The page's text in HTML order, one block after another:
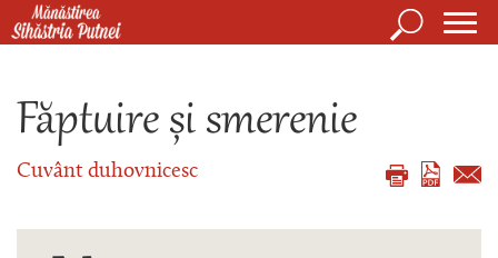
Mergi la conţinutul principal
Căutare
Făptuire și smerenie
Cuvânt duhovnicesc